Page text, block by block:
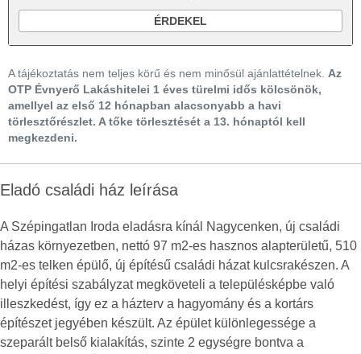
ÉRDEKEL
A tájékoztatás nem teljes körű és nem minősül ajánlattételnek. Az
OTP Évnyerő Lakáshitelei 1 éves türelmi idős kölcsönök,
amellyel az első 12 hónapban alacsonyabb a havi
törlesztőrészlet. A tőke törlesztését a 13. hónaptól kell
megkezdeni.
Eladó családi ház leírása
A Szépingatlan Iroda eladásra kínál Nagycenken, új családi
házas környezetben, nettó 97 m2-es hasznos alapterületű, 510
m2-es telken épülő, új építésű családi házat kulcsrakészen. A
helyi építési szabályzat megköveteli a településképbe való
illeszkedést, így ez a házterv a hagyomány és a kortárs
építészet jegyében készült. Az épület különlegessége a
szeparált belső kialakítás, szinte 2 egységre bontva a